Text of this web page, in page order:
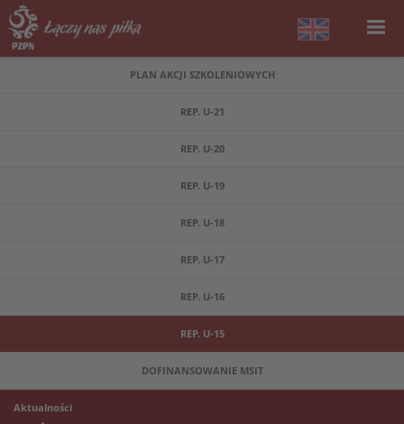
PLAN AKCJI SZKOLENIOWYCH
REP. U-21
REP. U-20
REP. U-19
REP. U-18
REP. U-17
REP. U-16
REP. U-15
DOFINANSOWANIE MSIT
Aktualności